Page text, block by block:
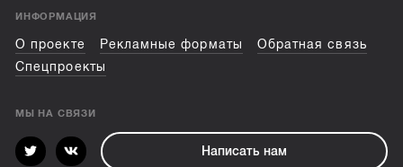
ИНФОРМАЦИЯ
О проекте Рекламные форматы
Обратная связь
Спецпроекты
МЫ НА СВЯЗИ
Написать нам